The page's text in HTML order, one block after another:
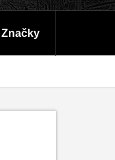
Značky